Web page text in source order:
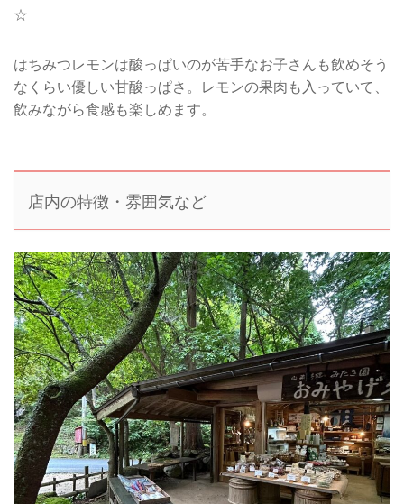
☆
はちみつレモンは酸っぱいのが苦手なお子さんも飲めそう
なくらい優しい甘酸っぱさ。レモンの果肉も入っていて、
飲みながら食感も楽しめます。
店内の特徴・雰囲気など